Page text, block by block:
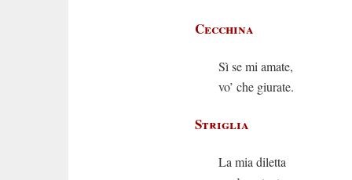
Cecchina
Sì se mi amate,
vo’ che giurate.
Striglia
La mia diletta